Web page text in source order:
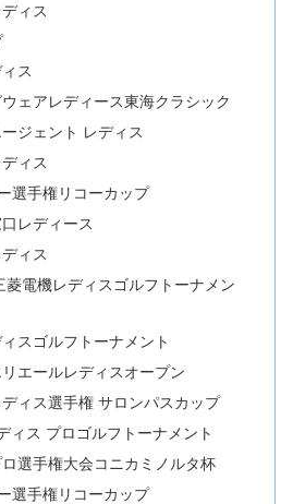
ィス
ス
ェアレディース東海クラシック
ジェント レディス
ィス
選手権リコーカップ
レディース
ィス
菱電機レディスゴルフトーナメン
スゴルフトーナメント
エールレディスオープン
ィス選手権 サロンパスカップ
ィス プロゴルフトーナメント
選手権大会コニカミノルタ杯
選手権リコーカップ